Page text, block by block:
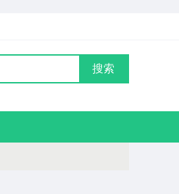
搜索